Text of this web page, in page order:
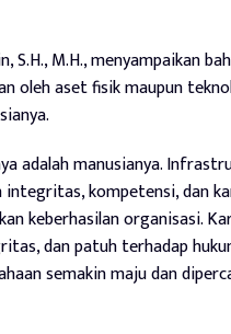
M.H., menyampaikan
oleh aset fisik maupun
adalah manusianya.
kompetensi, dan
keberhasilan organisasi.
dan patuh terhadap
semakin maju dan